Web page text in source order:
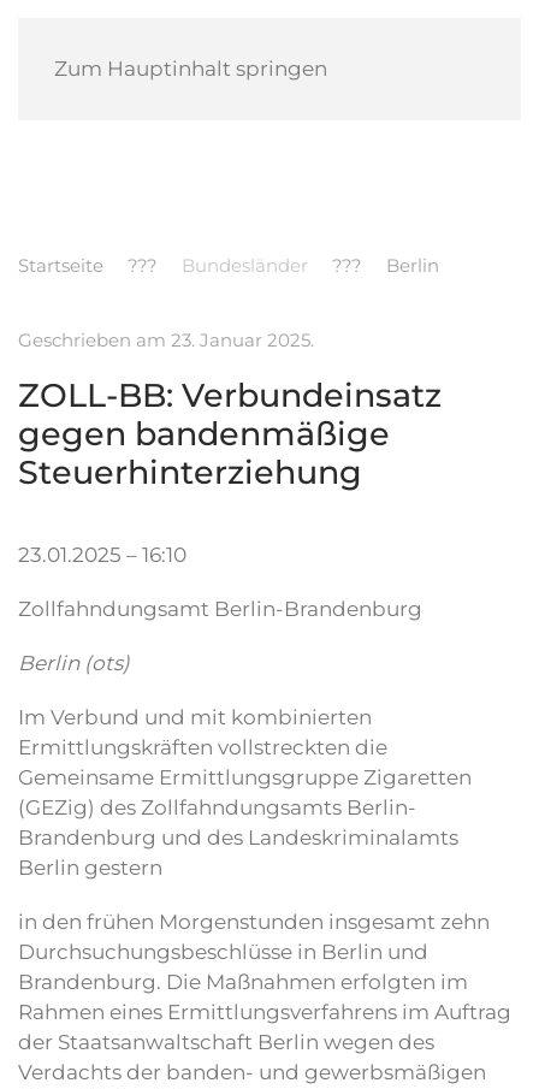
Zum Hauptinhalt springen
POLIZEI MELDUNGEN
Startseite Bundesländer Berlin
Geschrieben am 23. Januar 2025.
ZOLL-BB: Verbundeinsatz
gegen bandenmäßige
Steuerhinterziehung
23.01.2025 – 16:10
Zollfahndungsamt Berlin-Brandenburg
Berlin (ots)
Im Verbund und mit kombinierten
Ermittlungskräften vollstreckten die
Gemeinsame Ermittlungsgruppe Zigaretten
(GEZig) des Zollfahndungsamts Berlin-
Brandenburg und des Landeskriminalamts
Berlin gestern
in den frühen Morgenstunden insgesamt zehn
Durchsuchungsbeschlüsse in Berlin und
Brandenburg. Die Maßnahmen erfolgten im
Rahmen eines Ermittlungsverfahrens im Auftrag
der Staatsanwaltschaft Berlin wegen des
Verdachts der banden- und gewerbsmäßigen